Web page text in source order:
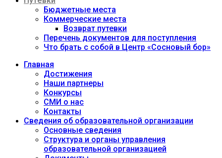
Бюджетные места
Коммерческие места
Возврат путевки
Перечень документов для поступления
Что брать с собой в Центр «Сосновый бор»
Главная
Достижения
Наши партнеры
Конкурсы
СМИ о нас
Контакты
Сведения об образовательной организации
Основные сведения
Структура и органы управления
образовательной организацией